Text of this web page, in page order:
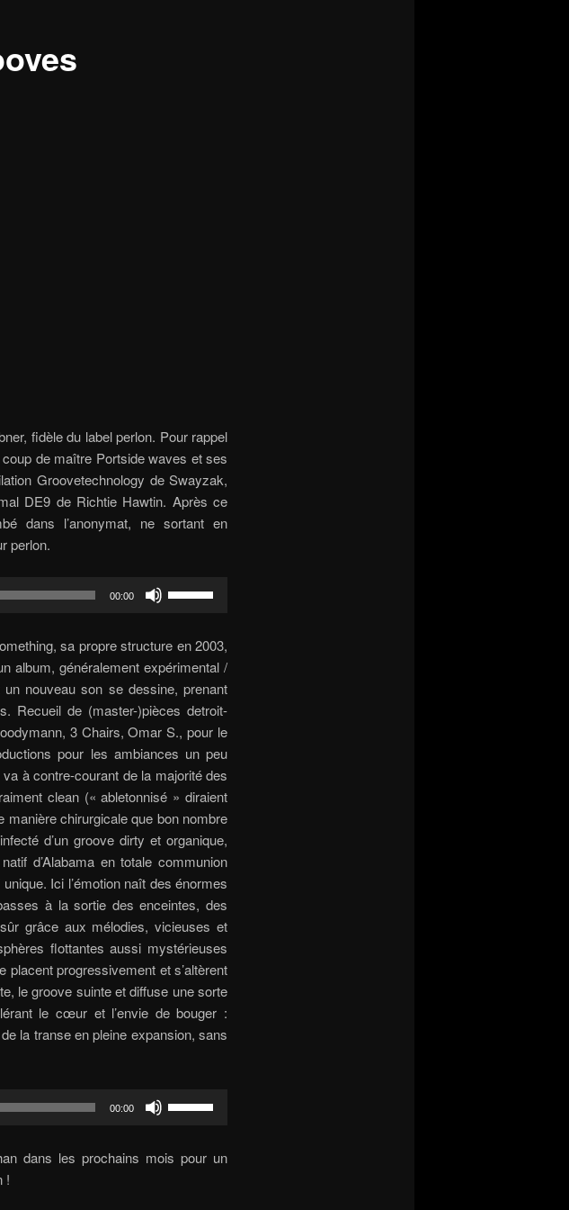
, fidèle du label perlon. Pour rappel
de maître Portside waves et ses
Groovetechnology de Swayzak,
DE9 de Richtie Hawtin. Après ce
dans l’anonymat, ne sortant en
perlon.
00:00
keys
to
increase
or
decrease
volume.
sa propre structure en 2003,
album, généralement expérimental /
nouveau son se dessine, prenant
Recueil de (master-)pièces detroit-
3 Chairs, Omar S., pour le
pour les ambiances un peu
à contre-courant de la majorité des
clean (« abletonnisé » diraient
manière chirurgicale que bon nombre
d’un groove dirty et organique,
d’Alabama en totale communion
Ici l’émotion naît des énormes
à la sortie des enceintes, des
grâce aux mélodies, vicieuses et
flottantes aussi mystérieuses
progressivement et s’altèrent
le groove suinte et diffuse une sorte
le cœur et l’envie de bouger :
la transe en pleine expansion, sans
00:00
keys
dans les prochains mois pour un
!